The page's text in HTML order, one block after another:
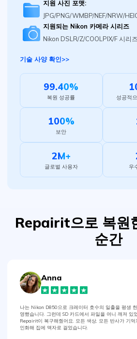
지원 사진 포맷:
JPG/PNG/WMBP/NEF/NRW/
지원되는 Nikon 카메라 시리즈
Nikon DSLR/Z/COOLPIX/F 시리즈
기술 사양 확인>>
99.40%
복원 성공률 성공적
100%
보안
2M+
글로벌 사용자 우
Repairit으로 복원
순간
Anna
나는 Nikon D850으로 크레이터 호수의 일출을 평생
영했습니다. 그런데 SD 카드에서 파일을 여니 깨져 있
Repairit이 복구해줬어요. 모든 색상, 모든 반사가 기
인화해 집에 액자로 걸었습니다.